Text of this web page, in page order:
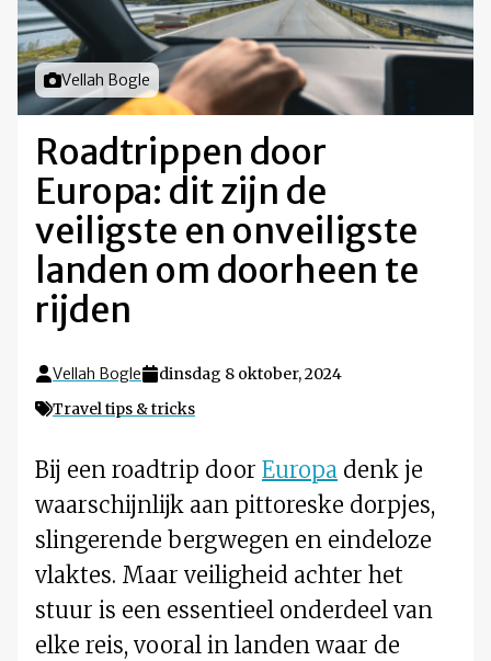
Foto door
Vellah Bogle
Roadtrippen door
Europa: dit zijn de
veiligste en onveiligste
landen om doorheen te
rijden
Vellah Bogle
dinsdag 8 oktober, 2024
Travel tips & tricks
Bij een roadtrip door Europa denk je
waarschijnlijk aan pittoreske dorpjes,
slingerende bergwegen en eindeloze
vlaktes. Maar veiligheid achter het
stuur is een essentieel onderdeel van
elke reis, vooral in landen waar de